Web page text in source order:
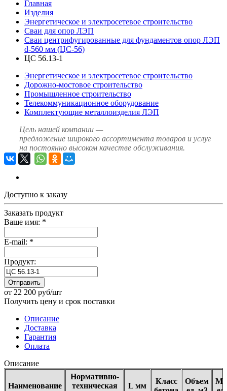
Главная
Изделия
Энергетическое и электросетевое строительство
Сваи для опор ЛЭП
Сваи центрифугированные для фундаментов опор ЛЭП
d-560 мм (ЦС-56)
ЦС 56.13-1
Энергетическое и электросетевое строительство
Дорожно-мостовое строительство
Промышленное строительство
Телекоммуникационное оборудование
Комплектующие металлоизделия ЛЭП
Цель нашей компании —
предложение широкого ассортимента товаров и услуг
на постоянно высоком качестве обслуживания.
Доступно к заказу
Заказать продукт
Ваше имя: *
E-mail: *
Продукт:
Отправить
от 22 200 руб/шт
Получить цену и срок поставки
Описание
Доставка
Гарантия
Оплата
Описание
Наименование
Нормативно-
техническая
L мм
Класс
Объем